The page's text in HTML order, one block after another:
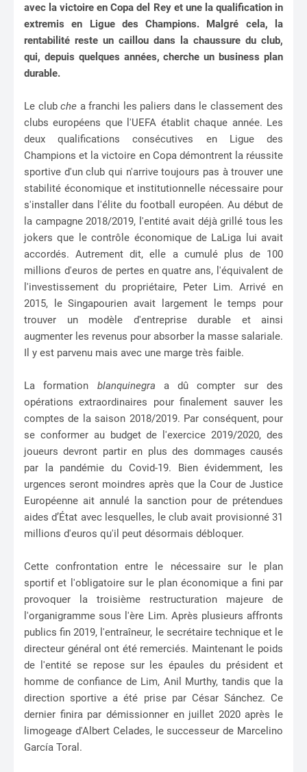
avec la victoire en Copa del Rey et une la qualification in
extremis en Ligue des Champions. Malgré cela, la
rentabilité reste un caillou dans la chaussure du club,
qui, depuis quelques années, cherche un business plan
durable.
Le club che a franchi les paliers dans le classement des
clubs européens que l'UEFA établit chaque année. Les
deux qualifications consécutives en Ligue des
Champions et la victoire en Copa démontrent la réussite
sportive d'un club qui n'arrive toujours pas à trouver une
stabilité économique et institutionnelle nécessaire pour
s'installer dans l'élite du football européen. Au début de
la campagne 2018/2019, l'entité avait déjà grillé tous les
jokers que le contrôle économique de LaLiga lui avait
accordés. Autrement dit, elle a cumulé plus de 100
millions d'euros de pertes en quatre ans, l'équivalent de
l'investissement du propriétaire, Peter Lim. Arrivé en
2015, le Singapourien avait largement le temps pour
trouver un modèle d'entreprise durable et ainsi
augmenter les revenus pour absorber la masse salariale.
Il y est parvenu mais avec une marge très faible.
La formation blanquinegra a dû compter sur des
opérations extraordinaires pour finalement sauver les
comptes de la saison 2018/2019. Par conséquent, pour
se conformer au budget de l'exercice 2019/2020, des
joueurs devront partir en plus des dommages causés
par la pandémie du Covid-19. Bien évidemment, les
urgences seront moindres après que la Cour de Justice
Européenne ait annulé la sanction pour de prétendues
aides d’État avec lesquelles, le club avait provisionné 31
millions d'euros qu'il peut désormais débloquer.
Cette confrontation entre le nécessaire sur le plan
sportif et l'obligatoire sur le plan économique a fini par
provoquer la troisième restructuration majeure de
l'organigramme sous l'ère Lim. Après plusieurs affronts
publics fin 2019, l'entraîneur, le secrétaire technique et le
directeur général ont été remerciés. Maintenant le poids
de l'entité se repose sur les épaules du président et
homme de confiance de Lim, Anil Murthy, tandis que la
direction sportive a été prise par César Sánchez. Ce
dernier finira par démissionner en juillet 2020 après le
limogeage d'Albert Celades, le successeur de Marcelino
García Toral.